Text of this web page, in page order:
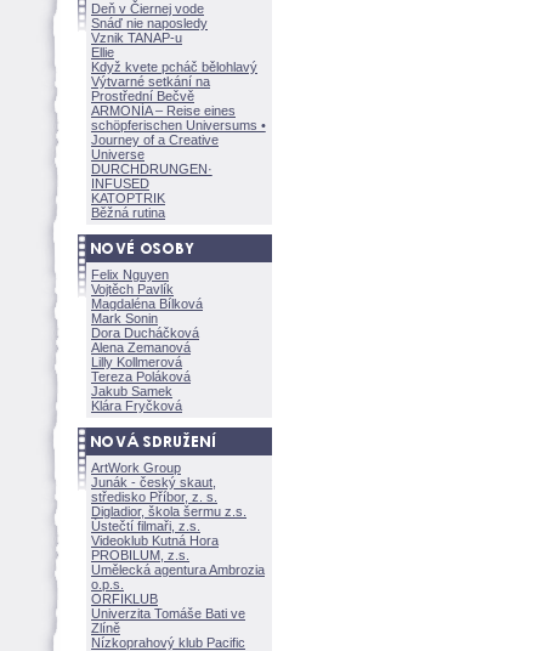
Deň v Čiernej vode
Snáď nie naposledy
Vznik TANAP-u
Ellie
Když kvete pcháč bělohlavý
Výtvarné setkání na
Prostřední Bečvě
ARMONÍA – Reise eines
schöpferischen Universums •
Journey of a Creative
Universe
DURCHDRUNGEN·
INFUSED
KATOPTRIK
Běžná rutina
Felix Nguyen
Vojtěch Pavlík
Magdaléna Bílkov
Mark Sonin
Dora Ducháčkov
Alena Zemanov
Lilly Kollmerov
Tereza Polákov
Jakub Samek
Klára Fryčkov
ArtWork Group
Junák - český skaut,
středisko Příbor, z. s.
Digladior, škola šermu z.s.
Ústečtí filmaři, z.s.
Videoklub Kutná Hora
PROBILUM, z.s.
Umělecká agentura Ambrozia
o.p.s.
ORFIKLUB
Univerzita Tomáše Bati ve
Zlíně
Nízkoprahový klub Pacific